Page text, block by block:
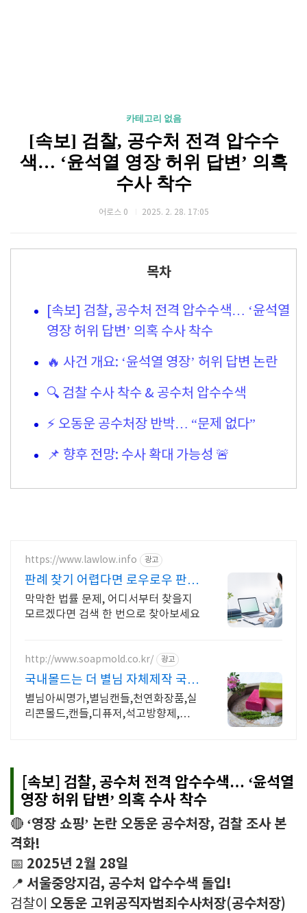
카테고리 없음
[속보] 검찰, 공수처 전격 압수수
색… ‘윤석열 영장 허위 답변’ 의혹
수사 착수
어로스 0 2025. 2. 28. 17:05
목차
[속보] 검찰, 공수처 전격 압수수색… ‘윤석열
영장 허위 답변’ 의혹 수사 착수
🔥 사건 개요: ‘윤석열 영장’ 허위 답변 논란
🔍 검찰 수사 착수 & 공수처 압수수색
⚡ 오동운 공수처장 반박… “문제 없다”
📌 향후 전망: 수사 확대 가능성 🚨
https://www.lawlow.info 광고
판례 찾기 어렵다면 로우로우 판례
검색도 AI가 똑똑하게
막막한 법률 문제, 어디서부터 찾을지
모르겠다면 검색 한 번으로 찾아보세요
http://www.soapmold.co.kr/ 광고
국내몰드는 더 별님 자체제작 국내
몰드 도소매몰
별님아씨명가,별님캔들,천연화장품,실
리콘몰드,캔들,디퓨저,석고방향제,쇼핑
[속보] 검찰, 공수처 전격 압수수색… ‘윤석열
영장 허위 답변’ 의혹 수사 착수
🔴 ‘영장 쇼핑’ 논란 오동운 공수처장, 검찰 조사 본
격화!
📅 2025년 2월 28일
📍 서울중앙지검, 공수처 압수수색 돌입!
검찰이 오동운 고위공직자범죄수사처장(공수처장)